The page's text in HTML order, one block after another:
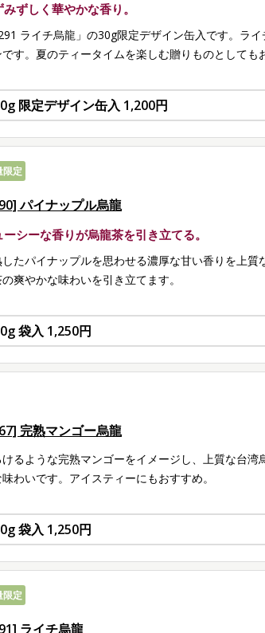
ずしく華やかな香り。
ライチ烏龍」の30g限定デザイン缶入です。ラ
す。夏のティータイムを楽しむ贈りものとしても
限定
パイナップル烏龍
ーシーな香りが烏龍茶を引き立てる。
たパイナップルを思わせる濃厚な甘い香りを上
爽やかな味わいを引き立てます。
完熟マンゴー烏龍
るような完熟マンゴーをイメージし、上質な台
わいです。アイスティーにもおすすめ。
限定
ライチ烏龍